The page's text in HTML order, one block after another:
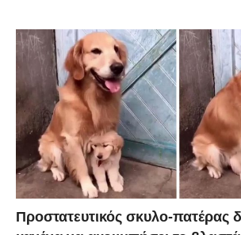
Προστατευτικός σκυλο-πατέρας